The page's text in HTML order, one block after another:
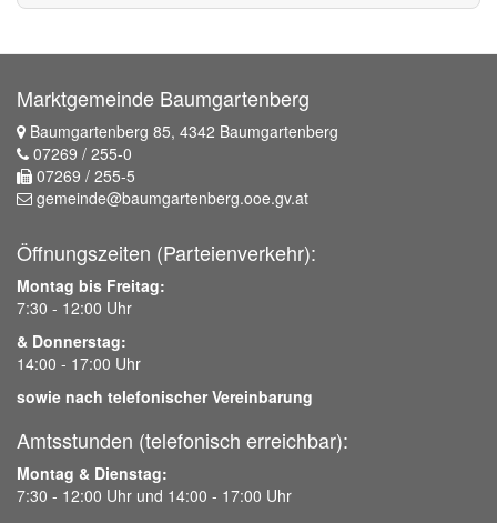
Marktgemeinde Baumgartenberg
Baumgartenberg 85, 4342 Baumgartenberg
07269 / 255-0
07269 / 255-5
gemeinde@baumgartenberg.ooe.gv.at
Öffnungszeiten (Parteienverkehr):
Montag bis Freitag:
7:30 - 12:00 Uhr
& Donnerstag:
14:00 - 17:00 Uhr
sowie nach telefonischer Vereinbarung
Amtsstunden (telefonisch erreichbar):
Montag & Dienstag:
7:30 - 12:00 Uhr und 14:00 - 17:00 Uhr